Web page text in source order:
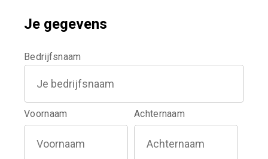
Je gegevens
Bedrijfsnaam
Voornaam Achternaam